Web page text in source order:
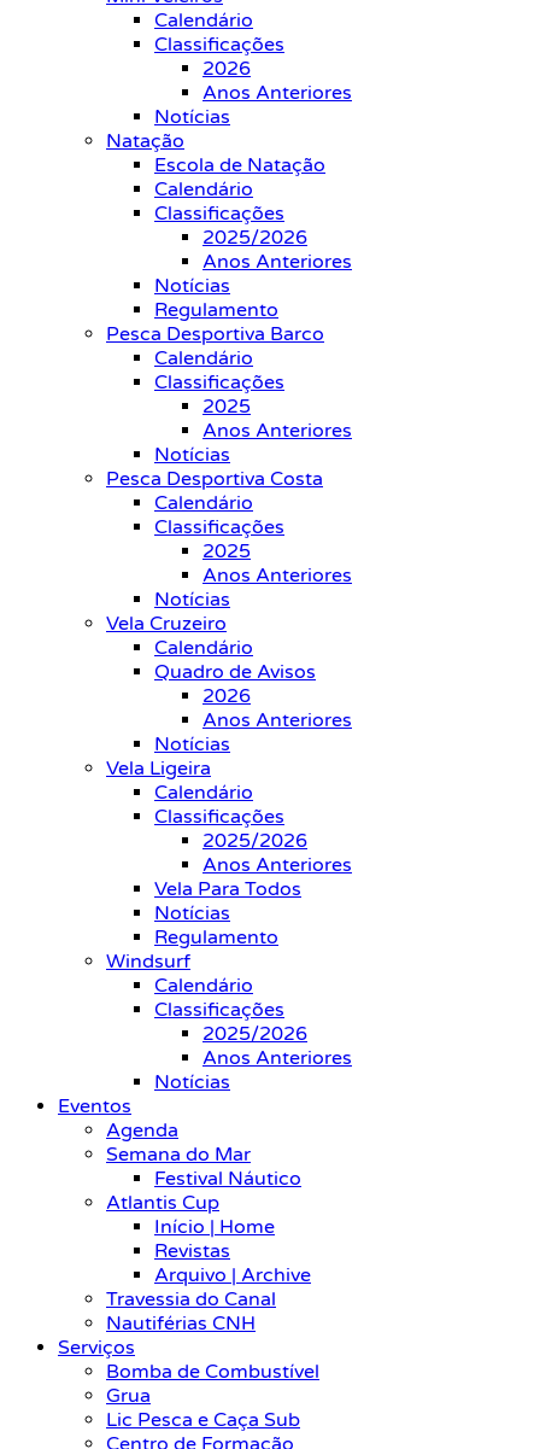
Calendário
Classificações
2026
Anos Anteriores
Notícias
Natação
Escola de Natação
Calendário
Classificações
2025/2026
Anos Anteriores
Notícias
Regulamento
Pesca Desportiva Barco
Calendário
Classificações
2025
Anos Anteriores
Notícias
Pesca Desportiva Costa
Calendário
Classificações
2025
Anos Anteriores
Notícias
Vela Cruzeiro
Calendário
Quadro de Avisos
2026
Anos Anteriores
Notícias
Vela Ligeira
Calendário
Classificações
2025/2026
Anos Anteriores
Vela Para Todos
Notícias
Regulamento
Windsurf
Calendário
Classificações
2025/2026
Anos Anteriores
Notícias
Eventos
Agenda
Semana do Mar
Festival Náutico
Atlantis Cup
Início | Home
Revistas
Arquivo | Archive
Travessia do Canal
Nautiférias CNH
Serviços
Bomba de Combustível
Grua
Lic Pesca e Caça Sub
Centro de Formação